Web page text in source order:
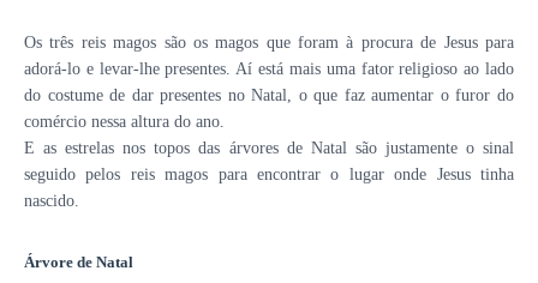
Os três reis magos são os magos que foram à procura de Jesus para
adorá-lo e levar-lhe presentes. Aí está mais uma fator religioso ao lado
do costume de dar presentes no Natal, o que faz aumentar o furor do
comércio nessa altura do ano.
E as estrelas nos topos das árvores de Natal são justamente o sinal
seguido pelos reis magos para encontrar o lugar onde Jesus tinha
nascido.
Árvore de Natal